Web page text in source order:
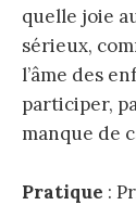
quelle joie
sérieux,
l’âme des
participer,
manque de
Pratique :